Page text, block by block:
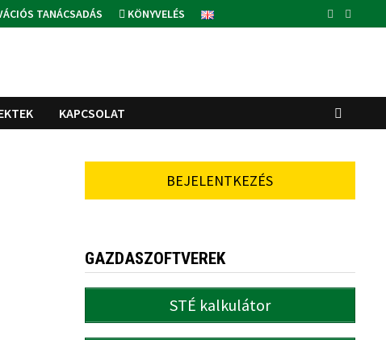
TANÁCSADÁS KÖNYVELÉS
KAPCSOLAT
BEJELENTKEZÉS
GAZDASZOFTVEREK
STÉ kalkulátor